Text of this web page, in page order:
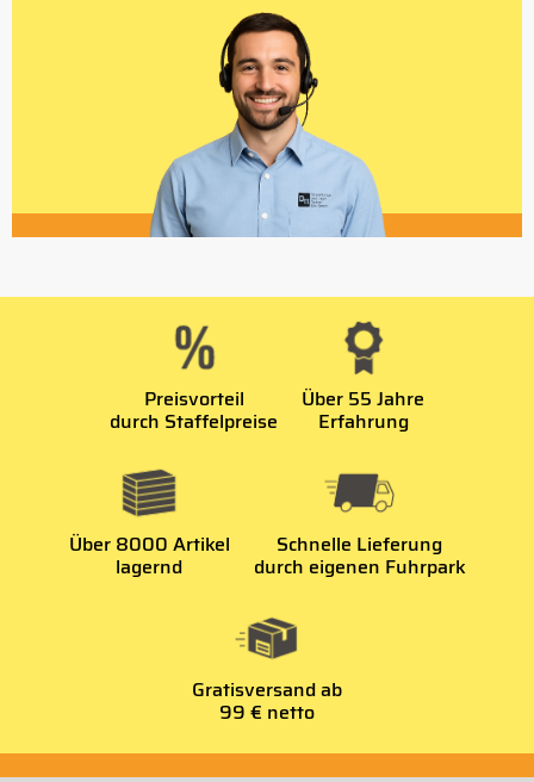
Preisvorteil
durch Staffelpreise
Über 55 Jahre
Erfahrung
Über 8000 Artikel
lagernd
Schnelle Lieferung
durch eigenen Fuhrpark
Gratisversand ab
99 € netto